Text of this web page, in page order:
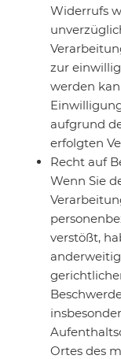
Widerrufs
zur
werden
aufgrund
erfolgten
Recht auf
Wenn Sie
verstößt,
Ortes des